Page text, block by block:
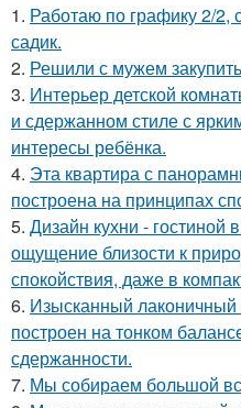
1. Работаю по графику 2/2,
садик.
2. Решили с мужем
3. Интерьер детской
и сдержанном стиле с
интересы ребёнка.
4. Эта квартира с
построена на принципах
5. Дизайн кухни - гостиной
ощущение близости к
спокойствия, даже в
6. Изысканный лаконичный
построен на тонком
сдержанности.
7. Мы собираем большой